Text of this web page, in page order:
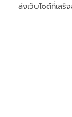
ส่งเว็บไซต์ที่เส